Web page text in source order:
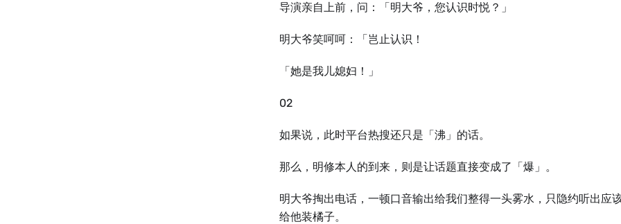
导演亲自上前，问：「明大爷，您认识时悦？」
明大爷笑呵呵：「岂止认识！
「她是我儿媳妇！」
02
如果说，此时平台热搜还只是「沸」的话。
那么，明修本人的到来，则是让话题直接变成了「爆」。
明大爷掏出电话，一顿口音输出给我们整得一头雾水，只隐约听出应
给他装橘子。